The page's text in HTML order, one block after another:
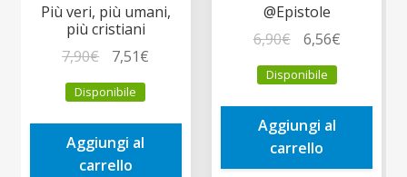
Più veri, più umani,
più cristiani
7,90€
prezzo
originale
era:
7,90€.
7,51€
è:
Disponibile
Aggiungi al
carrello
@Epistole
6,90€
prezzo
originale
era:
6,90€.
6,56€Il
è:
Disponibile
Aggiungi al
carrello